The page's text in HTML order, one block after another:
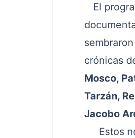
El
crónicas
Mosco,
Tarzán,
Jacobo
Estos